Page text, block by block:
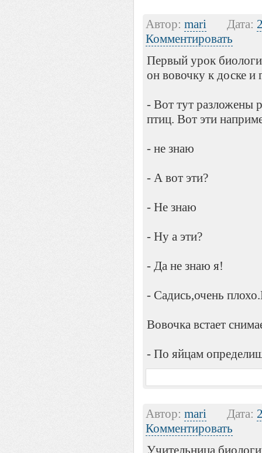
Автор: mari Дата:
Комментировать
Первый урок
он вовочку к доске и
- Вот тут разложены
птиц. Вот эти
- не знаю
- А вот эти?
- Не знаю
- Ну а эти?
- Да не знаю я!
- Садись,очень
Вовочка встает
- По яйцам
Автор: mari Дата:
Комментировать
Учительница